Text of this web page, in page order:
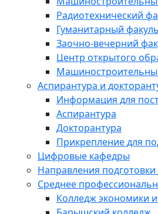
Радиотехнический
Гуманитарный
Заочно-вечерний
Центр открытого
Аспирантура и
Информация для
Аспирантура
Докторантура
Прикрепление для
Цифровые кафедры
Направления
Среднее
Колледж экономики